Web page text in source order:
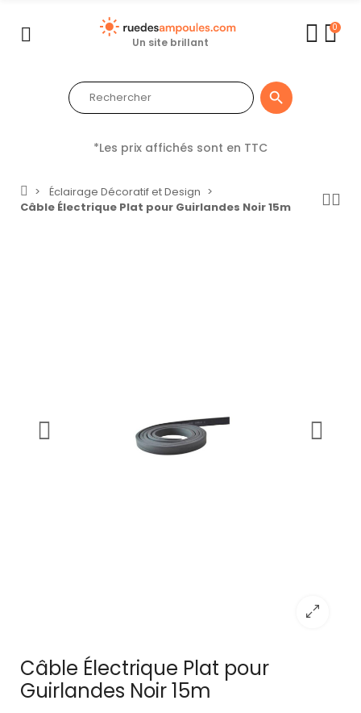
Un site brillant
0

*Les prix affichés sont en TTC
Éclairage Décoratif et Design
Câble Électrique Plat pour Guirlandes Noir 15m
Câble Électrique Plat pour
Guirlandes Noir 15m